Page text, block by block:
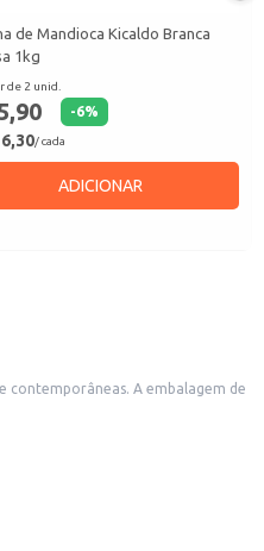
de Mandioca Kicaldo Branca
1kg
de 2 unid.
-6%
/ cada
ADICIONAR
Sua qualidade garante resultados